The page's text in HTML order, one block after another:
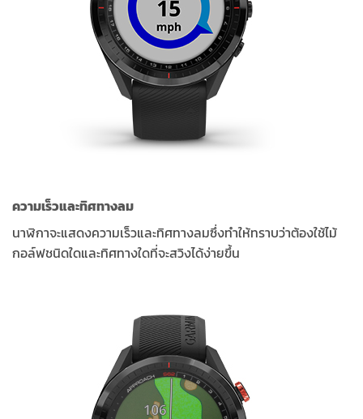
ความเร็วและทิศทางลม
นาฬิกาจะแสดงความเร็วและทิศทางลมซึ่งทำให้ทราบว่าต้องใช้ไม้
กอล์ฟชนิดใดและทิศทางใดที่จะสวิงได้ง่ายขึ้น